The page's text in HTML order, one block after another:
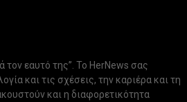
τον εαυτό της”. Το HerNews σας
και τις σχέσεις, την καριέρα και τη
και η διαφορετικότητα